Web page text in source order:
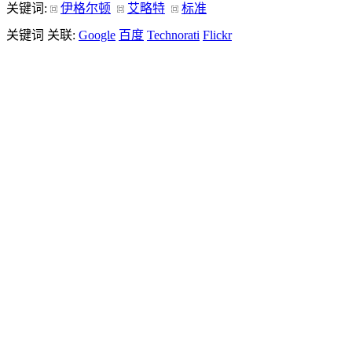
关键词:
伊格尔顿 艾略特
标准
关键词 关联: Google 百度 Technorati Flickr